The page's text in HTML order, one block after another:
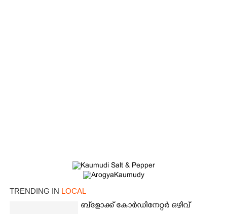
TRENDING IN LOCAL
ബ്‌ളോക്ക് കോർഡിനേറ്റർ ഒഴിവ്